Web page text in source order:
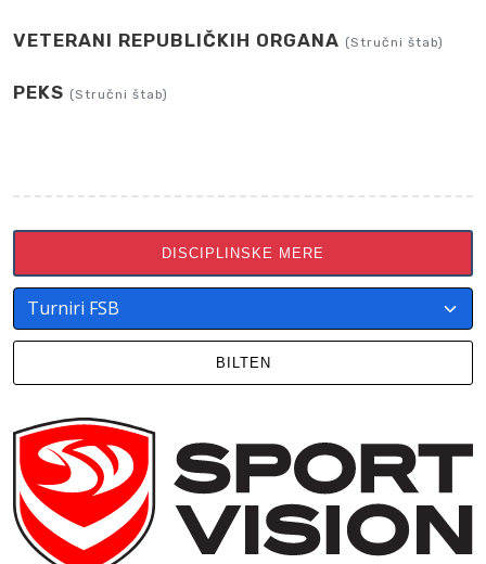
VETERANI REPUBLIČKIH ORGANA (Stručni štab)
PEKS (Stručni štab)
DISCIPLINSKE MERE
BILTEN